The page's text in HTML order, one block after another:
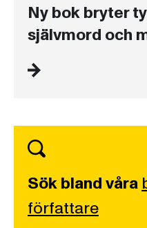
Ny bok bryter
självmord och
Sök bland våra
författare